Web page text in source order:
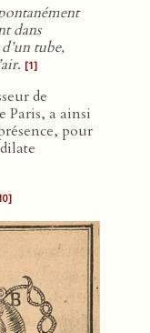
dans
tube,
. [1]
de
Paris, a ainsi
pour